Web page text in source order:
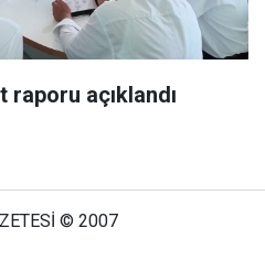
raporu açıklandı
© 2007